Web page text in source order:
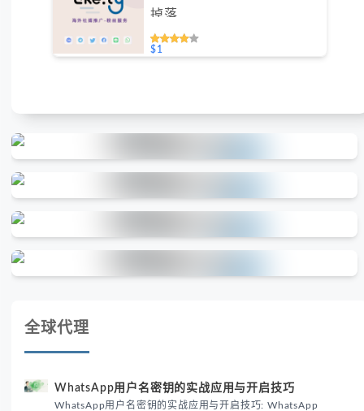
掉落
$1
全球代理
WhatsApp用户名密钥的实战应用与开启技巧
WhatsApp用户名密钥的实战应用与开启技巧: WhatsApp